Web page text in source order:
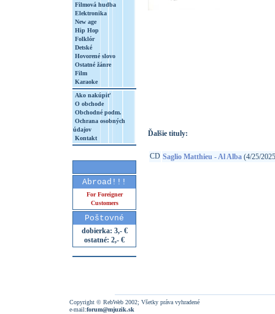
Filmová hudba
Elektronika
New age
Hip Hop
Folklór
Detské
Hovorené slovo
Ostatné žánre
Film
Karaoke
Ako nakúpiť
O obchode
Obchodné podm.
Ochrana osobných
údajov
Kontakt
Abroad!!!
For Foreigner
Customers
Poštovné
dobierka: 3,- €
ostatné: 2,- €
Ďalšie tituly:
CD Saglio Matthieu - Al Alba (4/25/
Copyright © RebWeb 2002; Všetky práva vyhradené
e-mail:forum@mjuzik.sk